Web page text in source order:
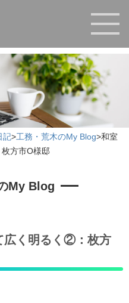
記>工務・荒木のMy Blog>和室
方市O様邸
My Blog
広く明るく②：枚方